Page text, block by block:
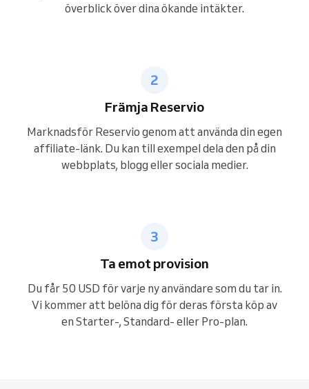
överblick över dina ökande intäkter.
Främja Reservio
Marknadsför Reservio genom att använda din egen
affiliate-länk. Du kan till exempel dela den på din
webbplats, blogg eller sociala medier.
Ta emot provision
Du får 50 USD för varje ny användare som du tar in.
Vi kommer att belöna dig för deras första köp av
en Starter-, Standard- eller Pro-plan.